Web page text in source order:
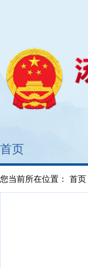
首页
您当前所在位置： 首页